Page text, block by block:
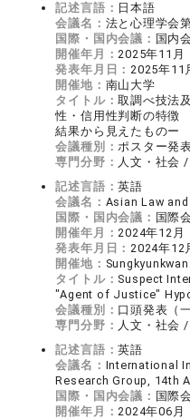
記述言語： 日本語
会議名： 法と心理学会
国際・国内会議： 国内
開催年月：2025年11月
発表年月日：2025年11
開催地： 南山大学
タイトル：取調べ技法
性・信用性判断の特徴
結果から見えたものー
会議種別：ポスター発
専門分野： 人文・社会
記述言語：英語
会議名： Asian Law
国際・国内会議： 国際
開催年月：2024年12月
発表年月日：2024年12
開催地：
タイトル： Suspect
"Agent of Justice"
会議種別： 口頭発表（
専門分野： 人文・社会
記述言語：英語
会議名： International
Research Group, 14th
国際・国内会議： 国際
開催年月：2024年06月